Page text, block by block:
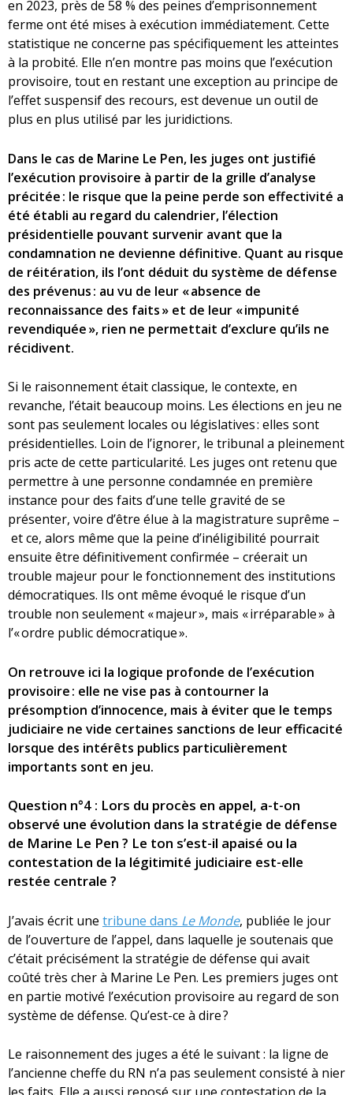
en 2023, près de 58 % des peines d’emprisonnement
ferme ont été mises à exécution immédiatement. Cette
statistique ne concerne pas spécifiquement les atteintes
à la probité. Elle n’en montre pas moins que l’exécution
provisoire, tout en restant une exception au principe de
l’effet suspensif des recours, est devenue un outil de
plus en plus utilisé par les juridictions.
Dans le cas de Marine Le Pen, les juges ont justifié
l’exécution provisoire à partir de la grille d’analyse
précitée : le risque que la peine perde son effectivité a
été établi au regard du calendrier, l’élection
présidentielle pouvant survenir avant que la
condamnation ne devienne définitive. Quant au risque
de réitération, ils l’ont déduit du système de défense
des prévenus : au vu de leur « absence de
reconnaissance des faits » et de leur « impunité
revendiquée », rien ne permettait d’exclure qu’ils ne
récidivent.
Si le raisonnement était classique, le contexte, en
revanche, l’était beaucoup moins. Les élections en jeu ne
sont pas seulement locales ou législatives : elles sont
présidentielles. Loin de l’ignorer, le tribunal a pleinement
pris acte de cette particularité. Les juges ont retenu que
permettre à une personne condamnée en première
instance pour des faits d’une telle gravité de se
présenter, voire d’être élue à la magistrature suprême –
et ce, alors même que la peine d’inéligibilité pourrait
ensuite être définitivement confirmée – créerait un
trouble majeur pour le fonctionnement des institutions
démocratiques. Ils ont même évoqué le risque d’un
trouble non seulement « majeur », mais « irréparable » à
l’« ordre public démocratique ».
On retrouve ici la logique profonde de l’exécution
provisoire : elle ne vise pas à contourner la
présomption d’innocence, mais à éviter que le temps
judiciaire ne vide certaines sanctions de leur efficacité
lorsque des intérêts publics particulièrement
importants sont en jeu.
Question n°4 : Lors du procès en appel, a-t-on
observé une évolution dans la stratégie de défense
de Marine Le Pen ? Le ton s’est-il apaisé ou la
contestation de la légitimité judiciaire est-elle
restée centrale ?
J’avais écrit une tribune dans Le Monde, publiée le jour
de l’ouverture de l’appel, dans laquelle je soutenais que
c’était précisément la stratégie de défense qui avait
coûté très cher à Marine Le Pen. Les premiers juges ont
en partie motivé l’exécution provisoire au regard de son
système de défense. Qu’est-ce à dire ?
Le raisonnement des juges a été le suivant : la ligne de
l’ancienne cheffe du RN n’a pas seulement consisté à nier